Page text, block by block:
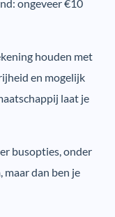
ongeveer €10
houden met
en mogelijk
laat je
busopties, onder
dan ben je